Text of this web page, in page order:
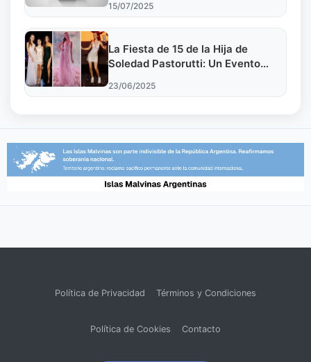
15/07/2025
La Fiesta de 15 de la Hija de
Soledad Pastorutti: Un Evento
23/06/2025
Política de Privacidad Términos y Condiciones
Política de Cookies Contacto